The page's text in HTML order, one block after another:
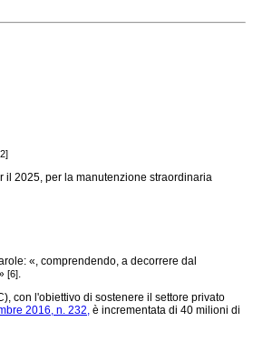
il 2025, per la manutenzione straordinaria
«, comprendendo, a decorrere dal
[6].
con l'obiettivo di sostenere il settore privato
2016, n. 232, è incrementata di 40 milioni di